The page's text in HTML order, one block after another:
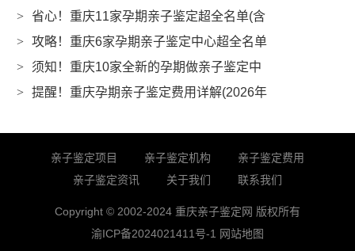
>
省心！重庆11家孕期亲子鉴定超全名单(含
>
攻略！重庆6家孕期亲子鉴定中心超全名单
>
须知！重庆10家全新的孕期做亲子鉴定中
>
提醒！重庆孕期亲子鉴定费用详解(2026年
亲子鉴定项目 亲子鉴定机构
亲子鉴定费用
亲子鉴定资讯
关于我们 联系我们
Copyright © 2002-2024 重庆亲子鉴定网 版权所有
渝ICP备2024021411号-1 网站地图